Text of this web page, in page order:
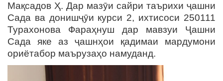
Мақсадов Ҳ. Дар мазӯи сайри таърихи ҷашни
Сада ва донишҷӯи курси 2, ихтисоси 250111
Турахонова Фараҳнуш дар мавзуи Ҷашни
Сада яке аз ҷашнҳои қадимаи мардумони
ориётабор маърузаҳо намуданд.